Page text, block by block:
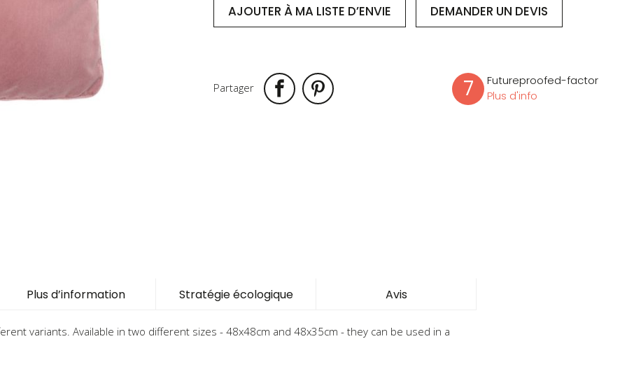
AJOUTER À MA LISTE D’ENVIE DEMANDER UN DEVIS
Partager 7
Futureproofed-factor
Plus d'info
variants. Available in two different sizes - 48x48cm and 48x35cm - they can be used in a
Plus d’information Stratégie écologique Avis